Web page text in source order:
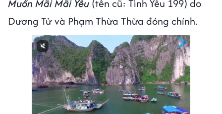
Muốn Mãi Mãi Yêu (tên cũ: Tình Yêu 199) do
Dương Tử và Phạm Thừa Thừa đóng chính.
Next video in 1 Cancel